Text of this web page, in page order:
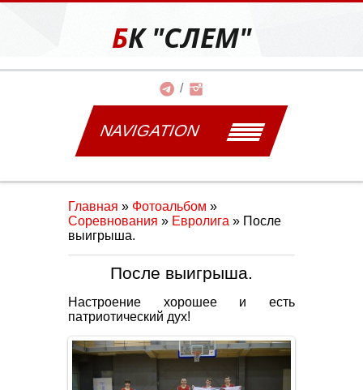
БК "СЛЕМ"
NAVIGATION
Главная » Фотоальбом »
Соревнования » Евролига » После
выигрыша.
После выигрыша.
Настроение хорошее и есть
патриотический дух!